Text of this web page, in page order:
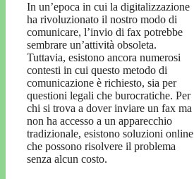
In un’epoca in cui la digitalizzazione
ha rivoluzionato il nostro modo di
comunicare, l’invio di fax potrebbe
sembrare un’attività obsoleta.
Tuttavia, esistono ancora numerosi
contesti in cui questo metodo di
comunicazione è richiesto, sia per
questioni legali che burocratiche. Per
chi si trova a dover inviare un fax ma
non ha accesso a un apparecchio
tradizionale, esistono soluzioni online
che possono risolvere il problema
senza alcun costo.